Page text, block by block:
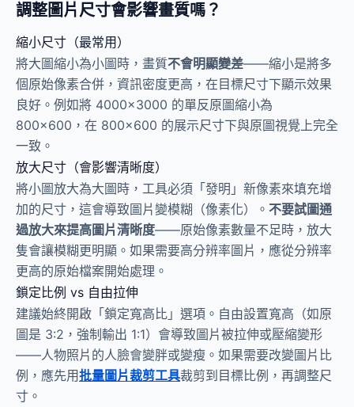
調整圖片尺寸會影響畫質嗎？
縮小尺寸（最常用）
將大圖縮小為小圖時，畫質不會明顯變差——縮小是將多
個原始像素合併，資訊密度更高，在目標尺寸下顯示效果
良好。例如將 4000×3000 的單反原圖縮小為
800×600，在 800×600 的展示尺寸下與原圖視覺上完全
一致。
放大尺寸（會影響清晰度）
將小圖放大為大圖時，工具必須「發明」新像素來填充增
加的尺寸，這會導致圖片變模糊（像素化）。 不要試圖通
過放大來提高圖片清晰度——原始像素數量不足時，放大
隻會讓模糊更明顯。如果需要高分辨率圖片，應從分辨率
更高的原始檔案開始處理。
鎖定比例 vs 自由拉伸
建議始終開啟「鎖定寬高比」選項。自由設置寬高（如原
圖是 3:2，強制輸出 1:1）會導致圖片被拉伸或壓縮變形
——人物照片的人臉會變胖或變瘦。如果需要改變圖片比
例，應先用批量圖片裁剪工具裁剪到目標比例，再調整尺
寸。